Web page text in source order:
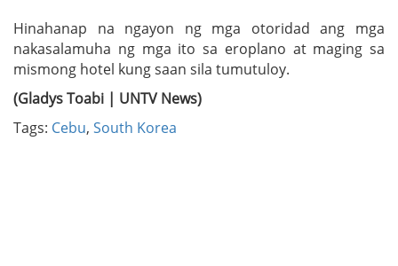
Hinahanap na ngayon ng mga otoridad ang mga
nakasalamuha ng mga ito sa eroplano at maging sa
mismong hotel kung saan sila tumutuloy.
(Gladys Toabi | UNTV News)
Tags: Cebu, South Korea